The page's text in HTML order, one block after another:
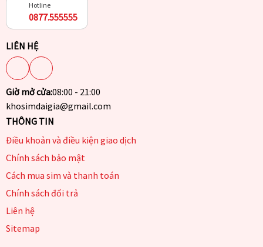
Hotline
0877.555555
LIÊN HỆ
Giờ mở cửa:08:00 - 21:00
khosimdaigia@gmail.com
THÔNG TIN
Điều khoản và điều kiện giao dịch
Chính sách bảo mật
Cách mua sim và thanh toán
Chính sách đổi trả
Liên hệ
Sitemap